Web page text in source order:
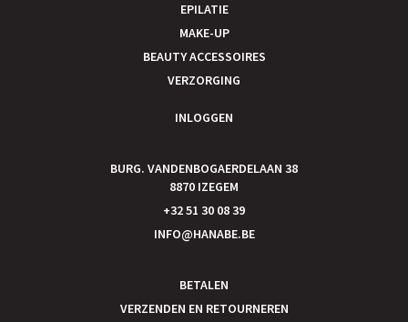
EPILATIE
MAKE-UP
BEAUTY ACCESSOIRES
VERZORGING
INLOGGEN
BURG. VANDENBOGAERDELAAN 38
8870 IZEGEM
+32 51 30 08 39
INFO@HANABE.BE
BETALEN
VERZENDEN EN RETOURNEREN